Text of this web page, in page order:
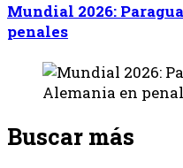
Mundial 2026:
penales
Buscar más